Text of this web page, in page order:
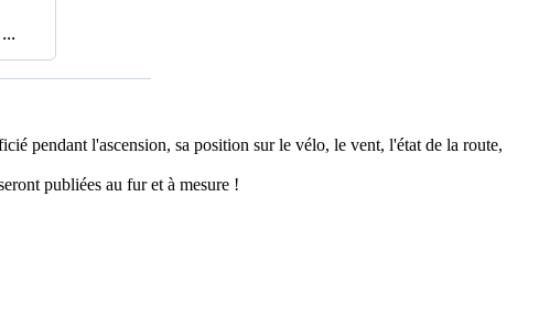
pendant l'ascension, sa position sur le vélo, le vent, l'état de la route,
publiées au fur et à mesure !